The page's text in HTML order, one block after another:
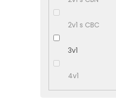
2v1 s CBC
3v1
4v1